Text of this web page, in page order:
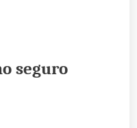
seguro